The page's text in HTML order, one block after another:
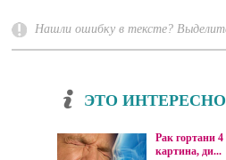
Нашли ошибку в тексте?
ЭТО ИНТЕРЕСНО
Рак гортани
картина, ди...